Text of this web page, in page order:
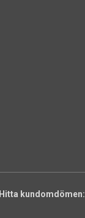
Hitta kundomdömen: